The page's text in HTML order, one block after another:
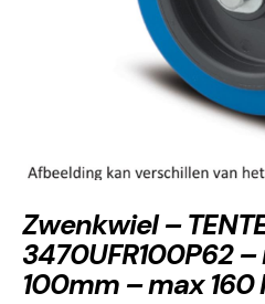
Zwenkwiel –
3470UFR100P62
100mm – max